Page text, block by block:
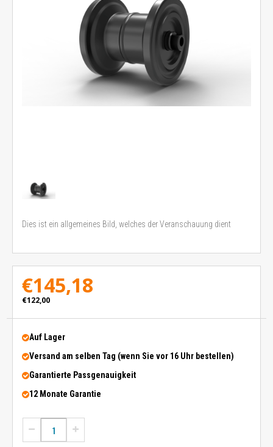
Dies ist ein allgemeines Bild, welches der Veranschauung dient
€145,18
€122,00
Auf Lager
Versand am selben Tag (wenn Sie vor 16 Uhr bestellen)
Garantierte Passgenauigkeit
12 Monate Garantie